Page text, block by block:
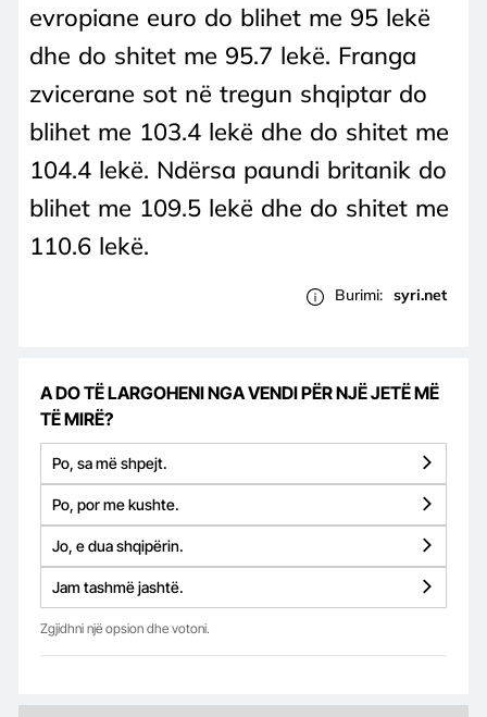
evropiane euro do blihet me 95 lekë
dhe do shitet me 95.7 lekë. Franga
zvicerane sot në tregun shqiptar do
blihet me 103.4 lekë dhe do shitet me
104.4 lekë. Ndërsa paundi britanik do
blihet me 109.5 lekë dhe do shitet me
110.6 lekë.
Burimi: syri.net
A DO TË LARGOHENI NGA VENDI PËR NJË JETË MË
TË MIRË?
Po, sa më shpejt.
Po, por me kushte.
Jo, e dua shqipërin.
Jam tashmë jashtë.
Zgjidhni një opsion dhe votoni.